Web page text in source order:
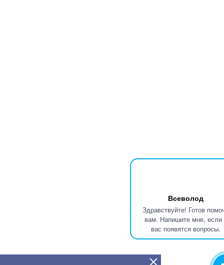
Всеволод
Здравствуйте! Готов
вам. Напишите мне, если
вас появятся вопросы.